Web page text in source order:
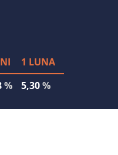
1 LUNA
% 5,30%